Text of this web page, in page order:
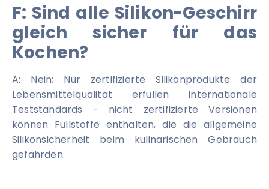
F: Sind alle Silikon-Geschirr
gleich sicher für das
Kochen?
A: Nein; Nur zertifizierte Silikonprodukte der
Lebensmittelqualität erfüllen internationale
Teststandards - nicht zertifizierte Versionen
können Füllstoffe enthalten, die die allgemeine
Silikonsicherheit beim kulinarischen Gebrauch
gefährden.